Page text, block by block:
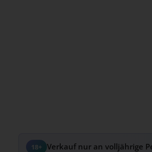
18+ Verkauf nur an volljährige